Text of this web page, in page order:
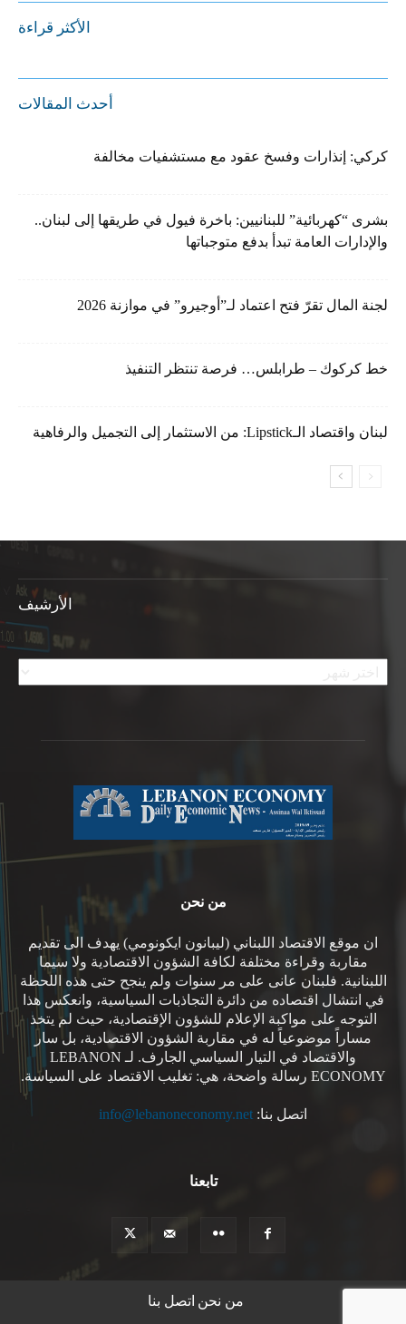
الأكثر قراءة
أحدث المقالات
كركي: إنذارات وفسخ عقود مع مستشفيات مخالفة
بشرى “كهربائية” للبنانيين: باخرة فيول في طريقها إلى لبنان..
والإدارات العامة تبدأ بدفع متوجباتها
لجنة المال تقرّ فتح اعتماد لـ”أوجيرو” في موازنة 2026
خط كركوك – طرابلس… فرصة تنتظر التنفيذ
لبنان واقتصاد الـLipstick: من الاستثمار إلى التجميل والرفاهية
الأرشيف
الأرشيف
من نحن
ان موقع الاقتصاد اللبناني (ليبانون ايكونومي) يهدف الى تقديم
مقاربة وقراءة مختلفة لكافة الشؤون الاقتصادية ولا سيما
اللبنانية. فلبنان عانى على مر سنوات ولم ينجح حتى هذه اللحظة
في انتشال اقتصاده من دائرة التجاذبات السياسية، وانعكس هذا
التوجه على مواكبة الإعلام للشؤون الإقتصادية، حيث لم يتخذ
مساراً موضوعياً له في مقاربة الشؤون الاقتصادية، بل سار
والاقتصاد في التيار السياسي الجارف. لـ LEBANON
ECONOMY رسالة واضحة، هي: تغليب الاقتصاد على السياسة.
اتصل بنا: info@lebanoneconomy.net
تابعنا
من نحن اتصل بنا